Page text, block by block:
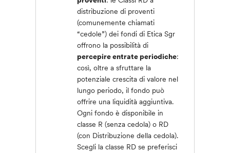
distribuzione di proventi
(comunemente chiamati
“cedole”) dei fondi di Etica Sgr
offrono la possibilità di
percepire entrate periodiche:
così, oltre a sfruttare la
potenziale crescita di valore nel
lungo periodo, il fondo può
offrire una liquidità aggiuntiva.
Ogni fondo è disponibile in
classe R (senza cedola) o RD
(con Distribuzione della cedola).
Scegli la classe RD se preferisci